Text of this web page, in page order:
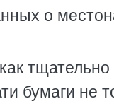
о
бумаги не